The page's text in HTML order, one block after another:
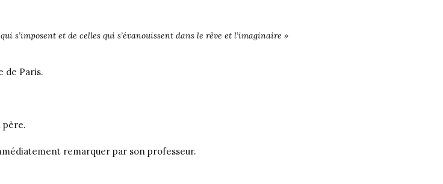
s’imposent et de celles qui s’évanouissent dans le rêve et l’imaginaire »
de Paris.
père.
remarquer par son professeur.